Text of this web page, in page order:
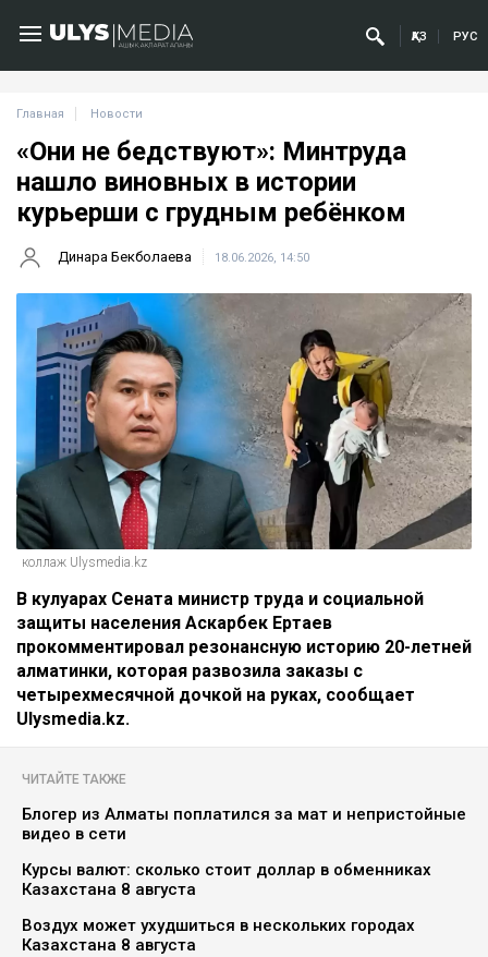
ҚАЗ РУС
Главная Новости
«Они не бедствуют»: Минтруда
нашло виновных в истории
курьерши с грудным ребёнком
Динара Бекболаева 18.06.2026, 14:50
коллаж Ulysmedia.kz
В кулуарах Сената министр труда и социальной
защиты населения Аскарбек Ертаев
прокомментировал резонансную историю 20-летней
алматинки, которая развозила заказы с
четырехмесячной дочкой на руках, сообщает
Ulysmedia.kz.
ЧИТАЙТЕ ТАКЖЕ
Блогер из Алматы поплатился за мат и непристойные
видео в сети
Курсы валют: сколько стоит доллар в обменниках
Казахстана 8 августа
Воздух может ухудшиться в нескольких городах
Казахстана 8 августа